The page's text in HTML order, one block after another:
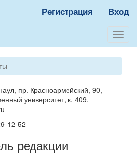
Регистрация Вход
пр. Красноармейский, 90,
университет, к. 409.
12-52
редакции